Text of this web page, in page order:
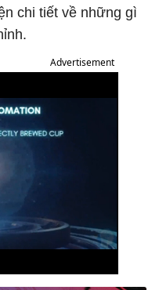
chi tiết về những gì
Advertisement